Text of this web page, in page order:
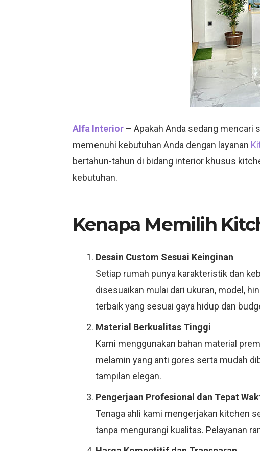
Alfa Interior – Apakah Anda sedang mencari
memenuhi kebutuhan Anda dengan layanan
bertahun-tahun di bidang interior khusus
kebutuhan.
Kenapa Memilih
Desain Custom Sesuai Keinginan
Setiap rumah punya karakteristik dan
disesuaikan mulai dari ukuran, model,
terbaik yang sesuai gaya hidup dan
Material Berkualitas Tinggi
Kami menggunakan bahan material
melamin yang anti gores serta mudah
tampilan elegan.
Pengerjaan Profesional dan Tepat
Tenaga ahli kami mengerjakan kitchen
tanpa mengurangi kualitas. Pelayanan